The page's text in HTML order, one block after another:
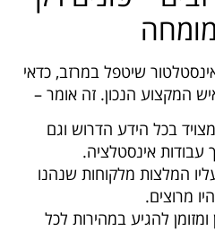
שיטפל במרזב, כדאי
המקצוע הנכון. זה אומר –
בכל הידע הדרוש וגם
עבודות אינסטלציה.
המלצות מלקוחות שנהנו
מרוצים.
ומזומן להגיע במהירות לכל